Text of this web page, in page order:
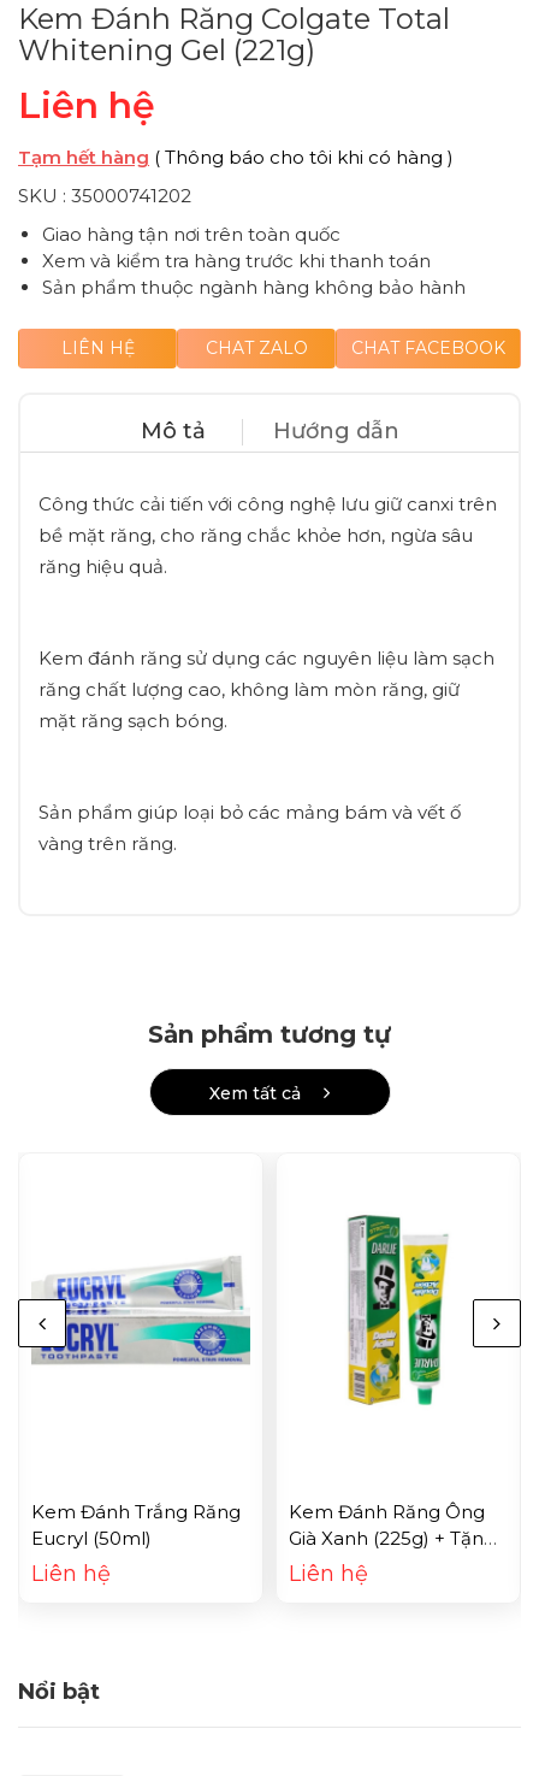
Kem Đánh Răng Colgate Total
Whitening Gel (221g)
Liên hệ
Tạm hết hàng ( Thông báo cho tôi khi có hàng )
SKU : 35000741202
Giao hàng tận nơi trên toàn quốc
Xem và kiểm tra hàng trước khi thanh toán
Sản phẩm thuộc ngành hàng không bảo hành
LIÊN HỆ CHAT ZALO CHAT FACEBOOK
Mô tả Hướng dẫn
Công thức cải tiến với công nghệ lưu giữ canxi trên
bề mặt răng, cho răng chắc khỏe hơn, ngừa sâu
răng hiệu quả.
Kem đánh răng sử dụng các nguyên liệu làm sạch
răng chất lượng cao, không làm mòn răng, giữ
mặt răng sạch bóng.
Sản phẩm giúp loại bỏ các mảng bám và vết ố
vàng trên răng.
Sản phẩm tương tự
Xem tất cả
Kem Đánh Trắng Răng
Eucryl (50ml)
Liên hệ
Kem Đánh Răng Ông
Già Xanh (225g) + Tặng
Kem (50g)
Liên hệ
Nổi bật